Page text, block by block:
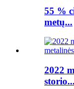
55 %
metų...
2022
storio...